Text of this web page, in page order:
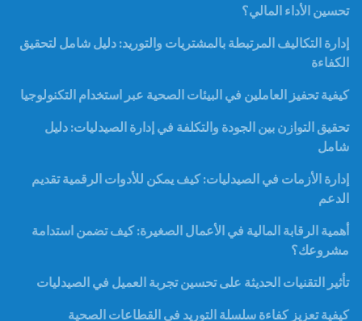
تحسين الأداء المالي؟
إدارة التكاليف المرتبطة بالمشتريات والتوريد: دليل شامل لتحقيق
الكفاءة
كيفية تحفيز العاملين في البيئات الصحية عبر استخدام التكنولوجيا
تحقيق التوازن بين الجودة والتكلفة في إدارة الصيدليات: دليل
شامل
إدارة الأزمات في الصيدليات: كيف يمكن للأدوات الرقمية تقديم
الدعم
أهمية الرقابة المالية في الأعمال الصغيرة: كيف تضمن استدامة
مشروعك؟
تأثير التقنيات الحديثة على تحسين تجربة العميل في الصيدليات
كيفية تعزيز كفاءة سلسلة التوريد في القطاعات الصحية